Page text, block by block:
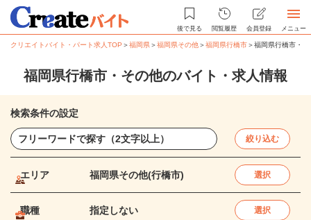
後で見る 閲覧履歴 会員登録 メニュー
クリエイトバイト・パート求人TOP ＞福岡県＞福岡県その他＞福岡県行橋市＞福岡県行橋市・
福岡県行橋市・その他のバイト・求人情報
検索条件の設定
絞り込む
エリア 福岡県その他(行橋市) 選択
職種 指定しない 選択